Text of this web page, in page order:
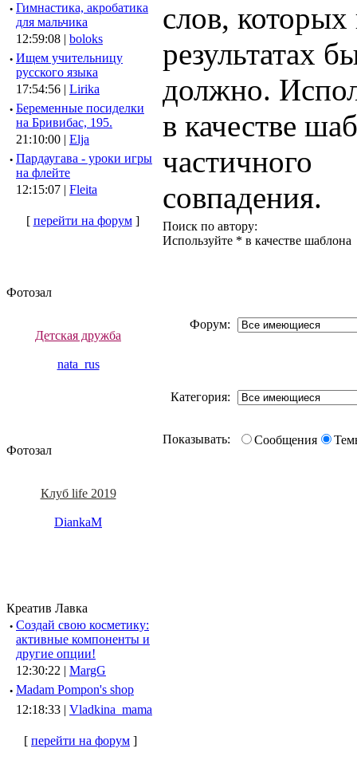
· Гимнастика, акробатика
для мальчика
12:59:08 | boloks
· Ищем учительницу
русского языка
17:54:56 | Lirika
· Беременные посиделки
на Бривибас, 195.
21:10:00 | Elja
· Пардаугава - уроки игры
на флейте
12:15:07 | Fleita
[ перейти на форум]
Фотозал
Детская дружба
nata_rus
Фотозал
Клуб life 2019
DiankaM
Креатив Лавка
· Создай свою косметику:
активные компоненты и
другие опции!
12:30:22 | MargG
· Madam Pompon's shop
12:18:33 | Vladkina_mama
[ перейти на форум ]
слов, которых
результатах
должно.
в качестве
частичного
совпадения.
Поиск по автору:
Используйте * в качестве шаблона
Форум:
Категория:
Показывать: Сообщения